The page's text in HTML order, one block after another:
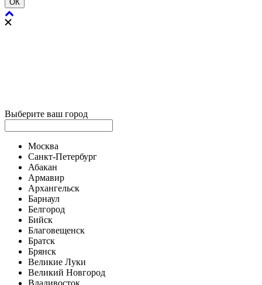
ОК
Выберите ваш город
Москва
Санкт-Петербург
Абакан
Армавир
Архангельск
Барнаул
Белгород
Бийск
Благовещенск
Братск
Брянск
Великие Луки
Великий Новгород
Владивосток